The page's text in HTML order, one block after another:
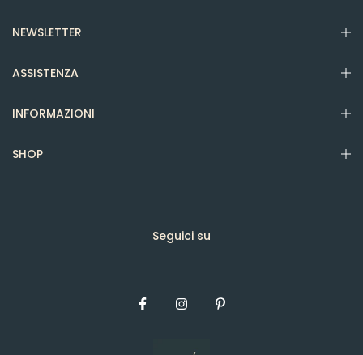
NEWSLETTER
ASSISTENZA
INFORMAZIONI
SHOP
Seguici su